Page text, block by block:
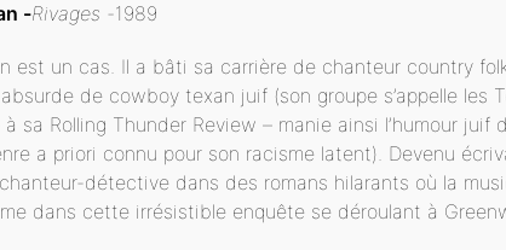
Rivages 1989
est un cas. Il a bâti sa carrière de chanteur country
de cowboy texan juif (son groupe s’appelle les
sa Rolling Thunder Review – manie ainsi l’humour
a priori connu pour son racisme latent). Devenu
détective dans des romans hilarants où la
dans cette irrésistible enquête se déroulant à